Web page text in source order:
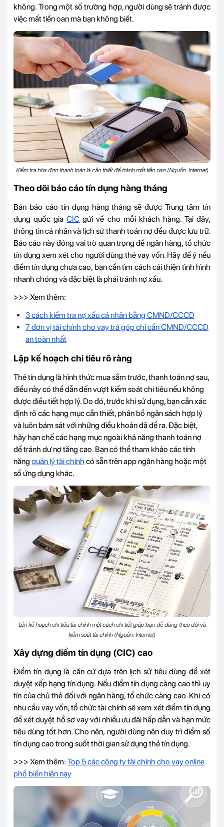
không. Trong một số trường hợp, người dùng sẽ tránh được
việc mất tiền oan mà bạn không biết.
Kiểm tra hóa đơn thanh toán là cần thiết để tránh mất tiền oan (Nguồn: Internet)
Theo dõi báo cáo tín dụng hàng tháng
Bản báo cáo tín dụng hàng tháng sẽ được Trung tâm tín
dụng quốc giaCIC gửi về cho mỗi khách hàng. Tại đây,
thông tin cá nhân và lịch sử thanh toán nợ đều được lưu trữ.
Báo cáo này đóng vai trò quan trọng để ngân hàng, tổ chức
tín dụng xem xét cho người dùng thẻ vay vốn. Hãy để ý nếu
điểm tín dụng chưa cao, bạn cần tìm cách cải thiện tình hình
nhanh chóng và đặc biệt là phải tránh nợ xấu.
>>> Xem thêm:
3 cách kiểm tra nợ xấu cá nhân bằng CMND/CCCD
7 đơn vị tài chính cho vay trả góp chỉ cần CMND/CCCD
an toàn nhất
Lập kế hoạch chi tiêu rõ ràng
Thẻ tín dụng là hình thức mua sắm trước, thanh toán nợ sau,
điều này có thể dẫn đến vượt kiểm soát chi tiêu nếu không
được điều tiết hợp lý. Do đó, trước khi sử dụng, bạn cần xác
định rõ các hạng mục cần thiết, phân bổ ngân sách hợp lý
và luôn bám sát với những điều khoản đã đề ra. Đặc biệt,
hãy hạn chế các hạng mục ngoài khả năng thanh toán nợ
để tránh dư nợ tăng cao. Bạn có thể tham khảo các tính
năng quản lý tài chính có sẵn trên app ngân hàng hoặc một
số ứng dụng khác.
Lên kế hoạch chi tiêu tài chính một cách chi tiết giúp bạn dễ dàng theo dõi và
kiểm soát tài chính (Nguồn: Internet)
Xây dựng điểm tín dụng (CIC) cao
Điểm tín dụng là căn cứ dựa trên lịch sử tiêu dùng để xét
duyệt xếp hạng tín dụng. Nếu điểm tín dụng càng cao thì uy
tín của chủ thẻ đối với ngân hàng, tổ chức càng cao. Khi có
nhu cầu vay vốn, tổ chức tài chính sẽ xem xét điểm tín dụng
để xét duyệt hồ sơ vay với nhiều ưu đãi hấp dẫn và hạn mức
tiêu dùng tốt hơn. Cho nên, người dùng nên duy trì điểm số
tín dụng cao trong suốt thời gian sử dụng thẻ tín dụng.
>>> Xem thêm: Top 5 các công ty tài chính cho vay online
phổ biến hiện nay